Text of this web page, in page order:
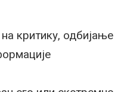
критику, одбијање